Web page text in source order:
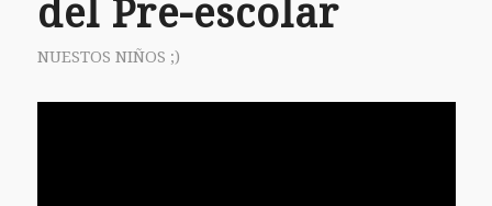
del Pre-escolar
NUESTOS NIÑOS ;)